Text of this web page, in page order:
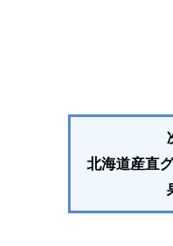
北海道産直